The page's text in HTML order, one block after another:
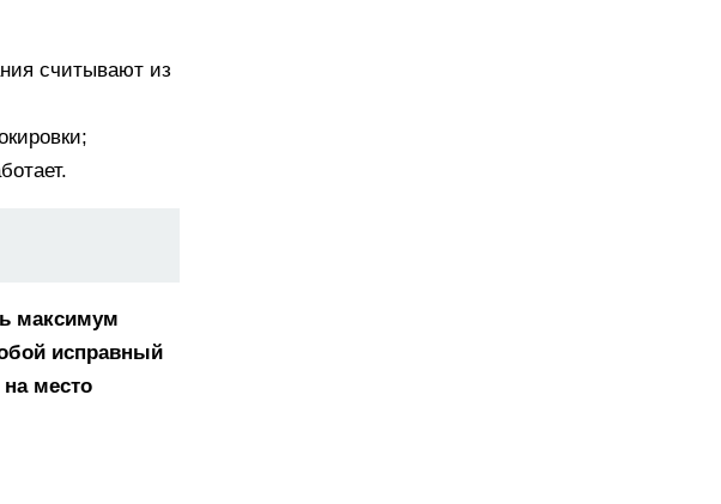
считывают из
максимум
исправный
место